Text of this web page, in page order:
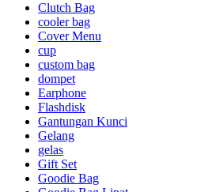
Clutch Bag
cooler bag
Cover Menu
cup
custom bag
dompet
Earphone
Flashdisk
Gantungan Kunci
Gelang
gelas
Gift Set
Goodie Bag